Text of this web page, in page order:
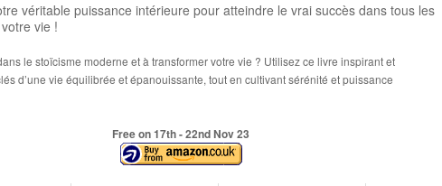
véritable puissance intérieure pour atteindre le vrai succès dans tous les
vie !
le stoïcisme moderne et à transformer votre vie ? Utilisez ce livre inspirant et
d’une vie équilibrée et épanouissante, tout en cultivant sérénité et puissance
Free on 17th- 22ndNov 23